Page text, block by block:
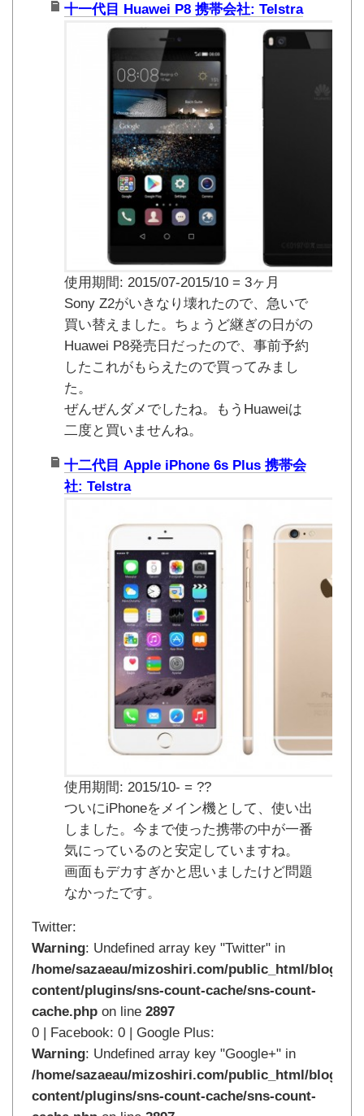
十一代目 Huawei P8 携帯会社: Telstra
使用期間: 2015/07-2015/10 = 3ヶ月
Sony Z2がいきなり壊れたので、急いで
買い替えました。ちょうど継ぎの日がの
Huawei P8発売日だったので、事前予約
したこれがもらえたので買ってみまし
た。
ぜんぜんダメでしたね。もうHuaweiは
二度と買いませんね。
十二代目 Apple iPhone 6s Plus 携帯会
社: Telstra
使用期間: 2015/10- = ??
ついにiPhoneをメイン機として、使い出
しました。今まで使った携帯の中が一番
気にっているのと安定していますね。
画面もデカすぎかと思いましたけど問題
なかったです。
Twitter:
Warning: Undefined array key "Twitter" in
/home/sazaeau/mizoshiri.com/public_html/
content/plugins/sns-count-cache/sns-count-
cache.php on line 2897
0 | Facebook: 0 | Google Plus:
Warning: Undefined array key "Google+" in
/home/sazaeau/mizoshiri.com/public_html/
content/plugins/sns-count-cache/sns-count-